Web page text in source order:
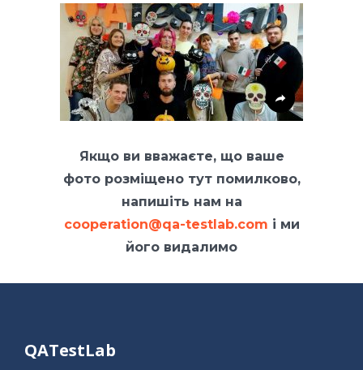
Якщо ви вважаєте, що ваше
фото розміщено тут помилково,
напишіть нам на
cooperation@qa-testlab.com і ми
його видалимо
QATestLab